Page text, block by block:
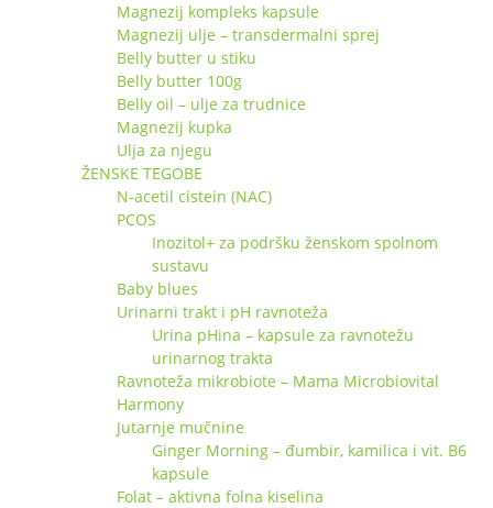
Magnezij kompleks kapsule
Magnezij ulje – transdermalni sprej
Belly butter u stiku
Belly butter 100g
Belly oil – ulje za trudnice
Magnezij kupka
Ulja za njegu
ŽENSKE TEGOBE
N-acetil cistein (NAC)
PCOS
Inozitol+ za podršku ženskom spolnom
sustavu
Baby blues
Urinarni trakt i pH ravnoteža
Urina pHina – kapsule za ravnotežu
urinarnog trakta
Ravnoteža mikrobiote – Mama Microbiovital
Harmony
Jutarnje mučnine
Ginger Morning – đumbir, kamilica i vit. B6
kapsule
Folat – aktivna folna kiselina